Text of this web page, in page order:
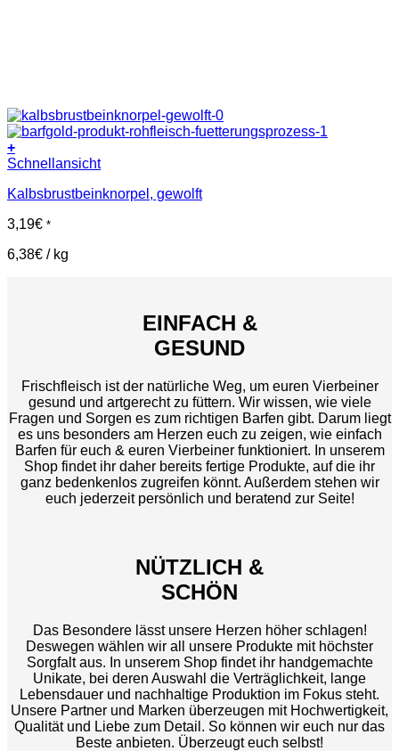
+
Schnellansicht
Kalbsbrustbeinknorpel, gewolft
3,19€ *
6,38€ / kg
EINFACH &
GESUND
Frischfleisch ist der natürliche Weg, um euren Vierbeiner
gesund und artgerecht zu füttern. Wir wissen, wie viele
Fragen und Sorgen es zum richtigen Barfen gibt. Darum liegt
es uns besonders am Herzen euch zu zeigen, wie einfach
Barfen für euch & euren Vierbeiner funktioniert. In unserem
Shop findet ihr daher bereits fertige Produkte, auf die ihr
ganz bedenkenlos zugreifen könnt. Außerdem stehen wir
euch jederzeit persönlich und beratend zur Seite!
NÜTZLICH &
SCHÖN
Das Besondere lässt unsere Herzen höher schlagen!
Deswegen wählen wir all unsere Produkte mit höchster
Sorgfalt aus. In unserem Shop findet ihr handgemachte
Unikate, bei deren Auswahl die Verträglichkeit, lange
Lebensdauer und nachhaltige Produktion im Fokus steht.
Unsere Partner und Marken überzeugen mit Hochwertigkeit,
Qualität und Liebe zum Detail. So können wir euch nur das
Beste anbieten. Überzeugt euch selbst!